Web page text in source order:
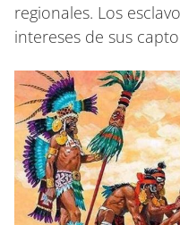
regionales. Los
intereses de sus